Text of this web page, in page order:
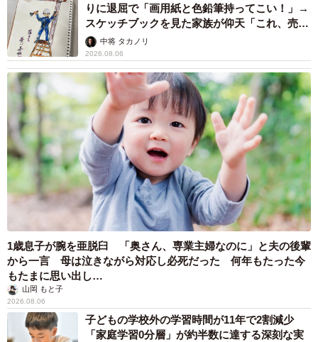
りに退屈で「画用紙と色鉛筆持ってこい！」→
スケッチブックを見た家族が仰天「これ、売れ
ますよ…」
中将 タカノリ
2026.08.06
1歳息子が腕を亜脱臼 「奥さん、専業主婦なのに」と夫の後輩
から一言 母は泣きながら対応し必死だった 何年もたった今
もたまに思い出し…
山岡 もと子
2026.08.06
子どもの学校外の学習時間が11年で2割減少
「家庭学習0分層」が約半数に達する深刻な実